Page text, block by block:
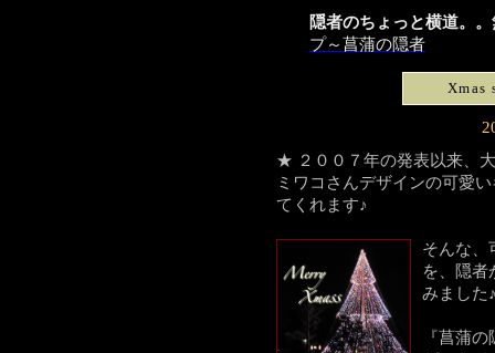
隠者のちょっと横道。
プ～菖蒲の隠者
Xmas
★ ２００７年の発表以来、
ミワコ さんデザインの可愛
てくれます♪
そんな、
を、隠者
みました
『菖蒲